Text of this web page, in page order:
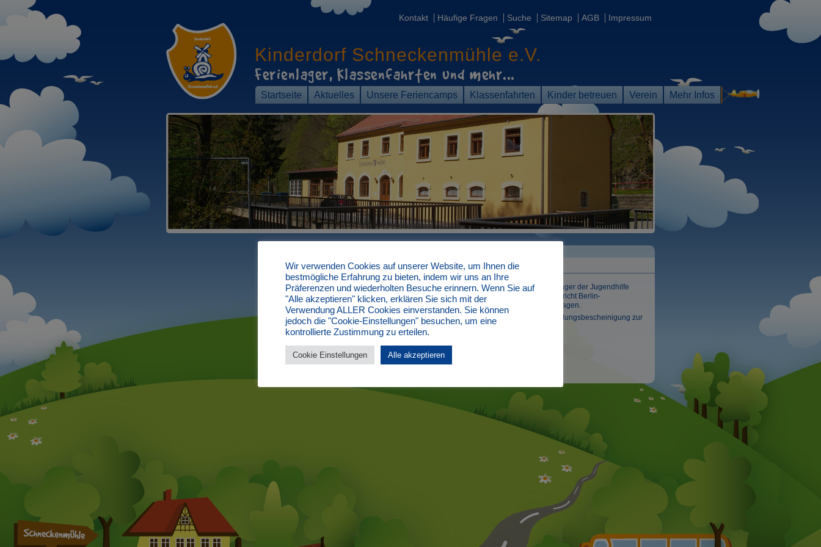
Kinderdorf Schneckenmühle e.V.
Ferienlager, Klassenfahrten und mehr...
Startseite Aktuelles Unsere Feriencamps Klassenfahrten Kinder betreuen Verein Mehr Infos
Kontakt Häufige Fragen Suche Sitemap AGB Impressum
Der Kinderdorf Schneckenmühle e.V. ist ein anerkannter freier Träger der Jugendhilfe
(Landkreis Sächsische Schweiz Osterzgebirge) und beim Amtsgericht Berlin-
Charlottenburg unter der Vereinsregisternummer 11748 B eingetragen.
Der Verein ist berechtigt für Geld- und Sachspenden eine Zuwendungsbescheinigung zur
Vorlage beim Finanzamt auszustellen.
Kinderdorf Schneckenmühle e.V.
Bank für Sozialwirtschaft
IBAN: DE91 3702 0500 0003 3444 12
Wir verwenden Cookies auf unserer Website, um Ihnen die
bestmögliche Erfahrung zu bieten, indem wir uns an Ihre
Präferenzen und wiederholten Besuche erinnern. Wenn Sie auf
"Alle akzeptieren" klicken, erklären Sie sich mit der
Verwendung ALLER Cookies einverstanden. Sie können
jedoch die "Cookie-Einstellungen" besuchen, um eine
kontrollierte Zustimmung zu erteilen.
Cookie Einstellungen Alle akzeptieren